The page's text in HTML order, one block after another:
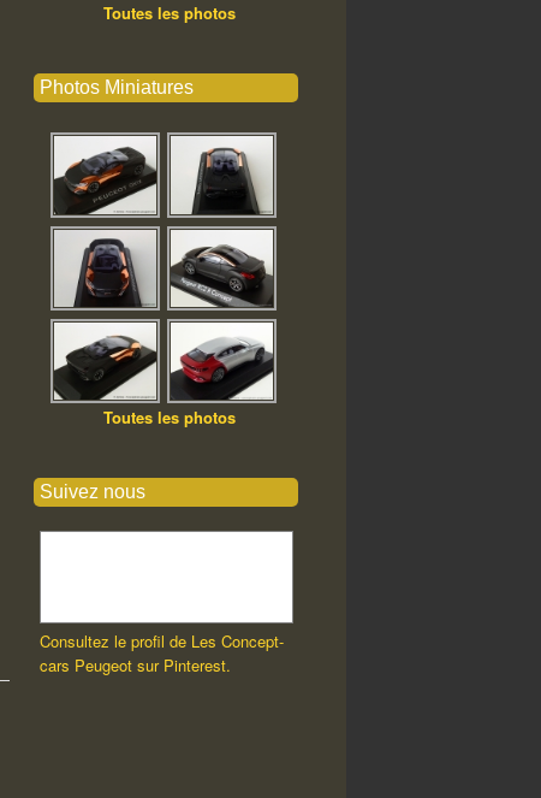
Toutes les photos
Photos Miniatures
Toutes les photos
Suivez nous
Consultez le profil de Les Concept-
cars Peugeot sur Pinterest.